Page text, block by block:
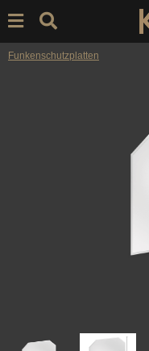
Funkenschutzplatten